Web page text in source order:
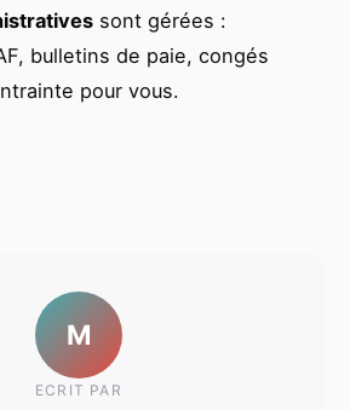
sont gérées :
bulletins de paie, congés
pour vous.
M
ECRIT PAR